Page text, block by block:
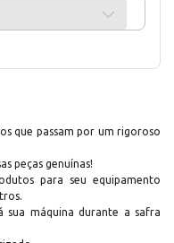
que passam por um rigoroso
peças genuínas!
para seu equipamento
sua máquina durante a safra